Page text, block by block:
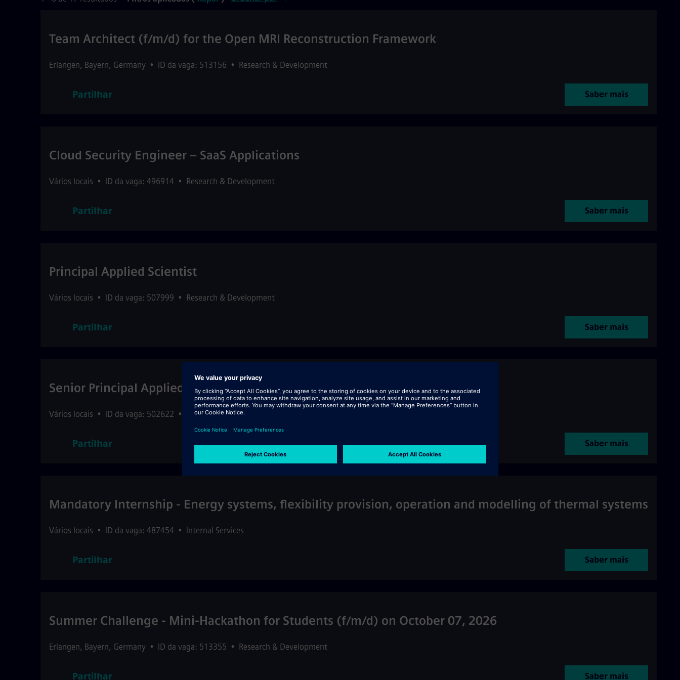
Team Architect (f/m/d) for the Open MRI Reconstruction Framework
Erlangen, Bayern, Germany • ID da vaga: 513156 • Research & Development
Partilhar Saber mais
Cloud Security Engineer – SaaS Applications
Vários locais • ID da vaga: 496914 • Research & Development
Partilhar Saber mais
Principal Applied Scientist
Vários locais • ID da vaga: 507999 • Research & Development
Partilhar Saber mais
Senior Principal Applied Scientist
Vários locais • ID da vaga: 502622 • Research & Development
Partilhar Saber mais
Mandatory Internship - Energy systems, flexibility provision, operation and modelling of thermal systems
Vários locais • ID da vaga: 487454 • Internal Services
Partilhar Saber mais
Summer Challenge - Mini-Hackathon for Students (f/m/d) on October 07, 2026
Erlangen, Bayern, Germany • ID da vaga: 513355 • Research & Development
Partilhar Saber mais